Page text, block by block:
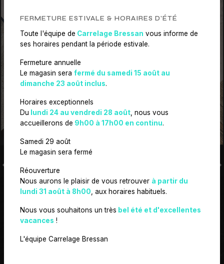
FERMETURE ESTIVALE & HORAIRES D'ÉTÉ
Toute l'équipe de Carrelage Bressan vous informe de
ses horaires pendant la période estivale.
Fermeture annuelle
Le magasin sera fermé du samedi 15 août au
dimanche 23 août inclus.
Horaires exceptionnels
Du lundi 24 au vendredi 28 août , nous vous
accueillerons de 9h00 à 17h00 en continu.
Samedi 29 août
Le magasin sera fermé
Réouverture
Nous aurons le plaisir de vous retrouver à partir du
lundi 31 août à 8h00 , aux horaires habituels.
Nous vous souhaitons un très bel été et d'excellentes
vacances !
L'équipe Carrelage Bressan
NOS ENGAGEMENTS